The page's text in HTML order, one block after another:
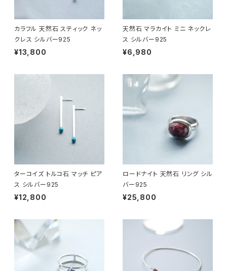
カラフル 天然石 スティック ネッ
クレス シルバー925
¥13,800
天然石 マラカイト ミニ ネックレ
ス シルバー925
¥6,980
ターコイズ トルコ石 マッチ ピア
ス シルバー925
¥12,800
ロードナイト 天然石 リング シル
バー925
¥25,800